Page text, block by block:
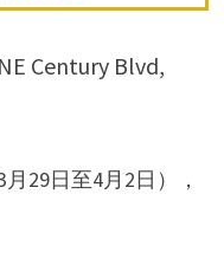
Century Blvd,
29日至4月2日），